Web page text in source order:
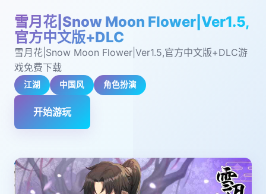
雪月花|Snow Moon Flower|Ver1.5,
官方中文版+DLC
雪月花|Snow Moon Flower|Ver1.5,官方中文版+DLC游
戏免费下载
江湖 中国风 角色扮演
开始游玩